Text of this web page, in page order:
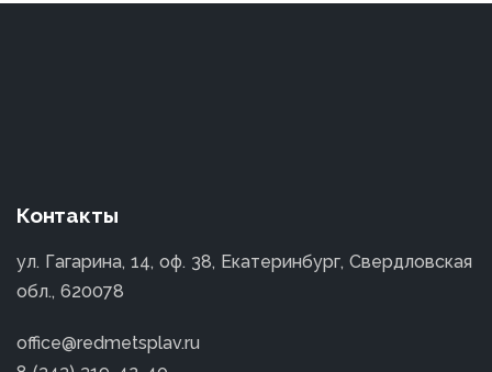
Контакты
ул. Гагарина, 14, оф. 38, Екатеринбург, Свердловская
обл., 620078
office@redmetsplav.ru